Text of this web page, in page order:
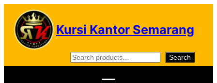
Skip
content
Kursi Kantor Semarang
S
e
Search